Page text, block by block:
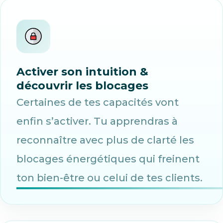
Activer son intuition &
découvrir les blocages
Certaines de tes capacités vont
enfin s’activer. Tu apprendras à
reconnaître avec plus de clarté les
blocages énergétiques qui freinent
ton bien-être ou celui de tes clients.